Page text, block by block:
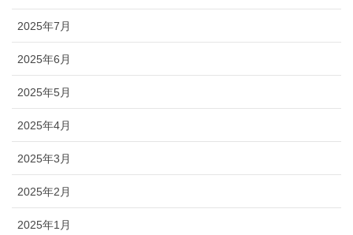
2025年7月
2025年6月
2025年5月
2025年4月
2025年3月
2025年2月
2025年1月